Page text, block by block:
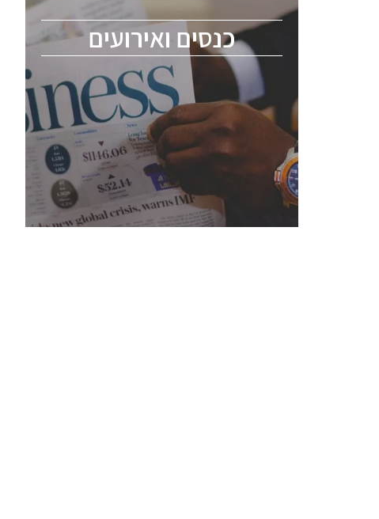
כנסים ואירועים
ChipEx2026 will be held on May 12-13,
2026. The conference is intended for
everyone involved in the semiconductor
industry, including engineers, professional
experts, and senior executives.
לחץ לפרטים